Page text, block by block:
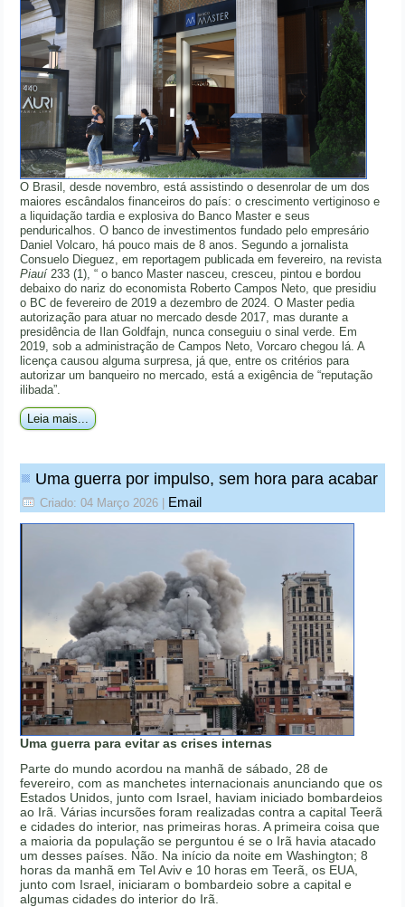
O Brasil, desde novembro, está assistindo o desenrolar de um dos
maiores escândalos financeiros do país: o crescimento vertiginoso e
a liquidação tardia e explosiva do Banco Master e seus
penduricalhos. O banco de investimentos fundado pelo empresário
Daniel Volcaro, há pouco mais de 8 anos. Segundo a jornalista
Consuelo Dieguez, em reportagem publicada em fevereiro, na revista
Piauí233 (1), “ o banco Master nasceu, cresceu, pintou e bordou
debaixo do nariz do economista Roberto Campos Neto, que presidiu
o BC de fevereiro de 2019 a dezembro de 2024. O Master pedia
autorização para atuar no mercado desde 2017, mas durante a
presidência de Ilan Goldfajn, nunca conseguiu o sinal verde. Em
2019, sob a administração de Campos Neto, Vorcaro chegou lá. A
licença causou alguma surpresa, já que, entre os critérios para
autorizar um banqueiro no mercado, está a exigência de “reputação
ilibada”.
Leia mais...
Uma guerra por impulso, sem hora para acabar
Criado: 04 Março 2026 Email
Uma guerra para evitar as crises internas
Parte do mundo acordou na manhã de sábado, 28 de
fevereiro, com as manchetes internacionais anunciando que os
Estados Unidos, junto com Israel, haviam iniciado bombardeios
ao Irã. Várias incursões foram realizadas contra a capital Teerã
e cidades do interior, nas primeiras horas. A primeira coisa que
a maioria da população se perguntou é se o Irã havia atacado
um desses países. Não. Na início da noite em Washington; 8
horas da manhã em Tel Aviv e 10 horas em Teerã, os EUA,
junto com Israel, iniciaram o bombardeio sobre a capital e
algumas cidades do interior do Irã.